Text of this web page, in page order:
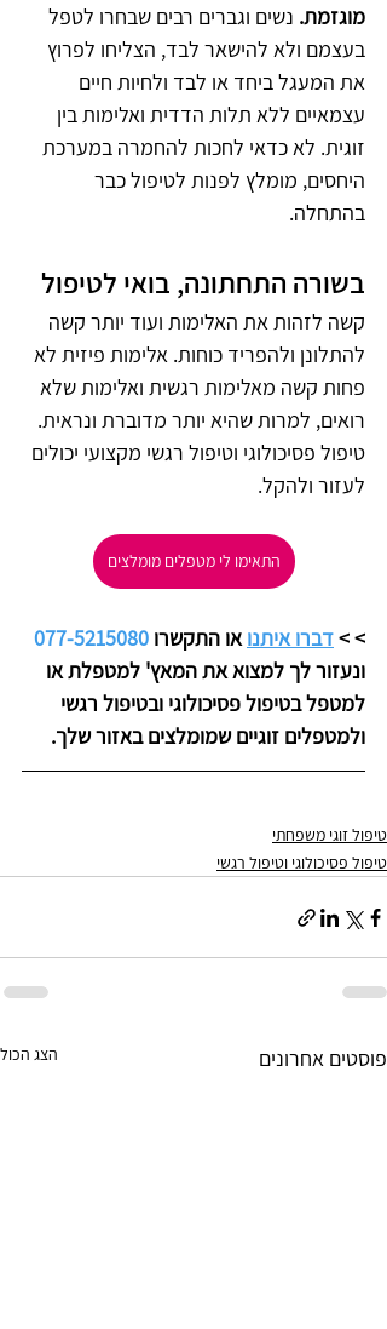
מוגזמת. נשים וגברים רבים שבחרו לטפל
בעצמם ולא להישאר לבד, הצליחו לפרוץ
את המעגל ביחד או לבד ולחיות חיים
עצמאיים ללא תלות הדדית ואלימות בין
זוגית. לא כדאי לחכות להחמרה במערכת
היחסים, מומלץ לפנות לטיפול כבר
בהתחלה.
בשורה התחתונה, בואי לטיפול
קשה לזהות את האלימות ועוד יותר קשה
להתלונן ולהפריד כוחות. אלימות פיזית לא
פחות קשה מאלימות רגשית ואלימות שלא
רואים, למרות שהיא יותר מדוברת ונראית.
טיפול פסיכולוגי וטיפול רגשי מקצועי יכולים
לעזור ולהקל.
התאימו לי מטפלים מומלצים
>
> דברו איתנו או התקשרו 077-5215080
ונעזור לך למצוא את המאץ' למטפלת או
למטפל בטיפול פסיכולוגי ובטיפול רגשי
ולמטפלים זוגיים שמומלצים באזור שלך.
טיפול זוגי משפחתי
טיפול פסיכולוגי וטיפול רגשי
פוסטים אחרונים הצג הכול